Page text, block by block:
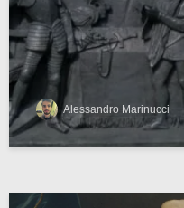
Alessandro Marinucci